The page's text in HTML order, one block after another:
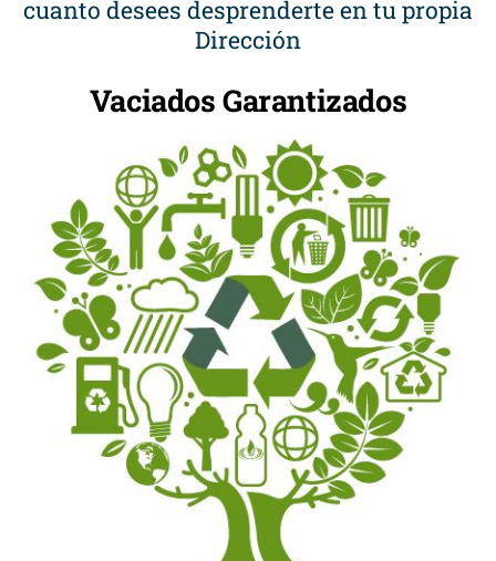
cuanto desees desprenderte en tu propia
Dirección
Vaciados Garantizados